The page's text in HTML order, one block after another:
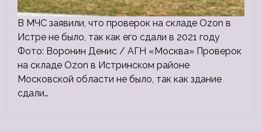
В МЧС заявили, что проверок на складе Ozon в
Истре не было, так как его сдали в 2021 году
Фото: Воронин Денис / АГН «Москва» Проверок
на складе Ozon в Истринском районе
Московской области не было, так как здание
сдали…